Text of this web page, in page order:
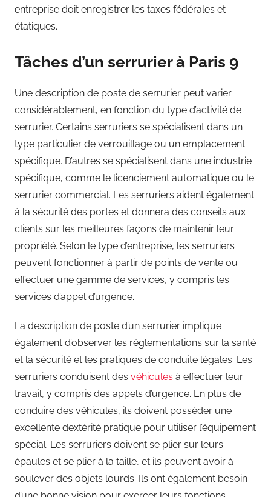
entreprise doit enregistrer les taxes fédérales et
étatiques.
Tâches d’un serrurier à Paris 9
Une description de poste de serrurier peut varier
considérablement, en fonction du type d’activité de
serrurier. Certains serruriers se spécialisent dans un
type particulier de verrouillage ou un emplacement
spécifique. D’autres se spécialisent dans une industrie
spécifique, comme le licenciement automatique ou le
serrurier commercial. Les serruriers aident également
à la sécurité des portes et donnera des conseils aux
clients sur les meilleures façons de maintenir leur
propriété. Selon le type d’entreprise, les serruriers
peuvent fonctionner à partir de points de vente ou
effectuer une gamme de services, y compris les
services d’appel d’urgence.
La description de poste d’un serrurier implique
également d’observer les réglementations sur la santé
et la sécurité et les pratiques de conduite légales. Les
serruriers conduisent des véhicules à effectuer leur
travail, y compris des appels d’urgence. En plus de
conduire des véhicules, ils doivent posséder une
excellente dextérité pratique pour utiliser l’équipement
spécial. Les serruriers doivent se plier sur leurs
épaules et se plier à la taille, et ils peuvent avoir à
soulever des objets lourds. Ils ont également besoin